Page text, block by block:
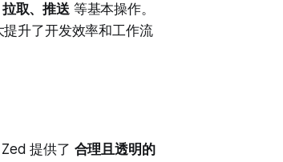
取、推送等基本操作。
升了开发效率和工作流
提供了 合理且透明的